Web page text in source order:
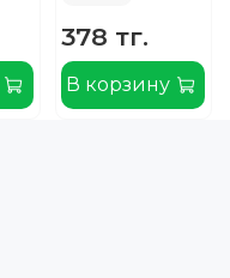
378 тг.
В корзину